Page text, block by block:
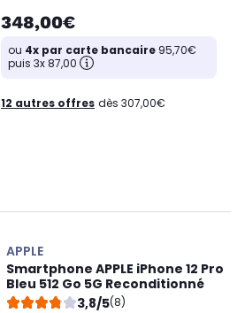
348,00€
ou 4x par carte bancaire 95,70€
puis 3x 87,00
12 autres offres dès 307,00€
APPLE
Smartphone APPLE iPhone 12 Pro
Bleu 512 Go 5G Reconditionné
3,8/5(8)